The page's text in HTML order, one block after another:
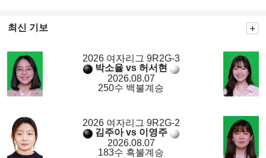
최신 기보
2026 여자리그 9R2G-3
박소율 vs 허서현
2026.08.07
250수 백불계승
2026 여자리그 9R2G-2
김주아 vs 이영주
2026.08.07
183수 흑불계승